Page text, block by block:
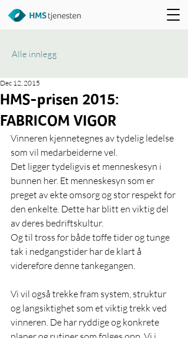
Alle innlegg
HMS-prisen 2015:
FABRICOM VIGOR
Dec 12, 2015
Vinneren kjennetegnes av tydelig ledelse
som vil medarbeiderne vel.
Det ligger tydeligvis et menneskesyn i
bunnen her. Et menneskesyn som er
preget av ekte omsorg og stor respekt for
den enkelte. Dette har blitt en viktig del
av deres bedriftskultur.
Og til tross for både tøffe tider og tunge
tak i nedgangstider har de klart å
videreføre denne tankegangen.
Vi vil også trekke fram system, struktur
og langsiktighet som et viktig trekk ved
vinneren. De har ryddige og konkrete